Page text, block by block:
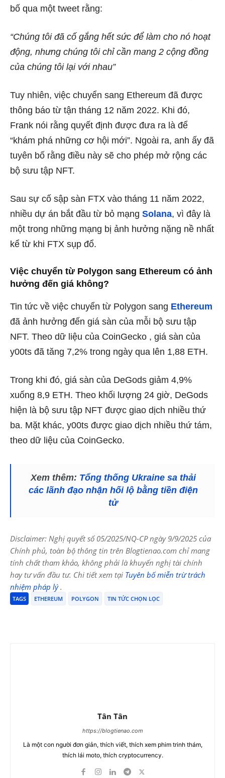
bố qua một tweet rằng:
“Chúng tôi đã cố gắng hết sức để làm cho nó hoạt
động, nhưng chúng tôi chỉ cần mang 2 cộng đồng
của chúng tôi lại với nhau”
Tuy nhiên, việc chuyển sang Ethereum đã được
thông báo từ tận tháng 12 năm 2022. Khi đó,
Frank nói rằng quyết định được đưa ra là để
“khám phá những cơ hội mới”. Ngoài ra, anh ấy đã
tuyên bố rằng điều này sẽ cho phép mở rộng các
bộ sưu tập NFT.
Sau sự cố sập sàn FTX vào tháng 11 năm 2022,
nhiều dự án bắt đầu từ bỏ mạng Solana, vì đây là
một trong những mạng bị ảnh hưởng nặng nề nhất
kể từ khi FTX sụp đổ.
Việc chuyển từ Polygon sang Ethereum có ảnh
hưởng đến giá không?
Tin tức về việc chuyển từ Polygon sang Ethereum
đã ảnh hưởng đến giá sàn của mỗi bộ sưu tập
NFT. Theo dữ liệu của CoinGecko , giá sàn của
y00ts đã tăng 7,2% trong ngày qua lên 1,88 ETH.
Trong khi đó, giá sàn của DeGods giảm 4,9%
xuống 8,9 ETH. Theo khối lượng 24 giờ, DeGods
hiện là bộ sưu tập NFT được giao dịch nhiều thứ
ba. Mặt khác, y00ts được giao dịch nhiều thứ tám,
theo dữ liệu của CoinGecko.
Xem thêm: Tổng thống Ukraine sa thải
các lãnh đạo nhận hối lộ bằng tiền điện
tử
Disclaimer: Nghị quyết số 05/2025/NQ-CP ngày 9/9/2025 của
Chính phủ, toàn bộ thông tin trên Blogtienao.com chỉ mang
tính chất tham khảo, không phải là khuyến nghị tài chính
hay tư vấn đầu tư. Chi tiết xem tại Tuyên bố miễn trừ trách
nhiệm pháp lý.
TAGS ETHEREUM POLYGON TIN TỨC CHỌN LỌC
Tân Tân
https://blogtienao.com
Là một con người đơn giản, thích viết, thích xem phim trinh thám,
thích lái moto, thích cryptocurrency.